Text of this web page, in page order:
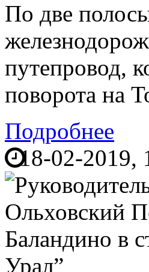
По две
путепровод,
поворота на
Подробнее
18-02-2019,